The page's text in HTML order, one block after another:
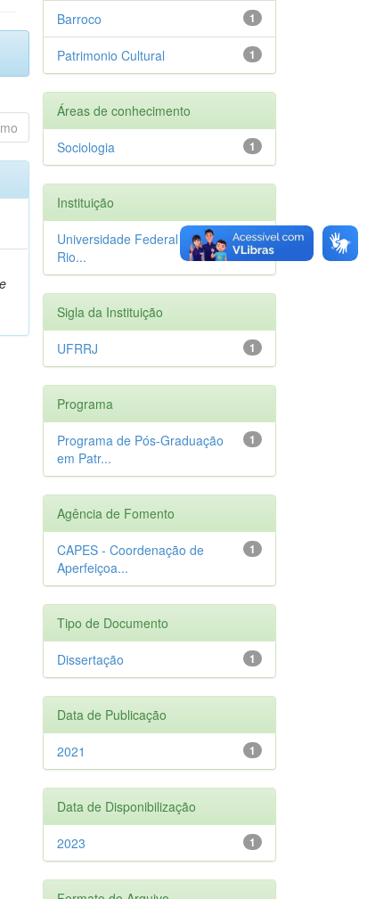
1
Barroco
1
Patrimonio Cultural
Áreas de conhecimento
1
Sociologia
Instituição
1
Universidade Federal Rural do
Rio...
Sigla da Instituição
1
UFRRJ
Programa
1
Programa de Pós-Graduação
em Patr...
Agência de Fomento
1
CAPES - Coordenação de
Aperfeiçoa...
Tipo de Documento
1
Dissertação
Data de Publicação
1
2021
Data de Disponibilização
1
2023